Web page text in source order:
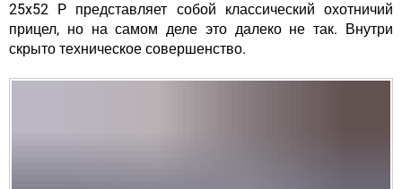
25x52 P представляет собой классический охотничий
прицел, но на самом деле это далеко не так. Внутри
скрыто техническое совершенство.